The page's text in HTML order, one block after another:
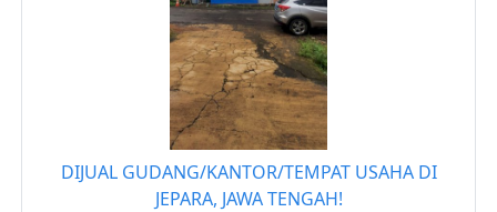
DIJUAL GUDANG/KANTOR/TEMPAT USAHA DI
JEPARA, JAWA TENGAH!